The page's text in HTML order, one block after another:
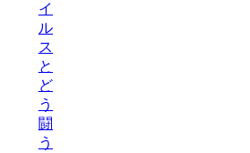
イ
ル
ス
と
ど
う
闘
う